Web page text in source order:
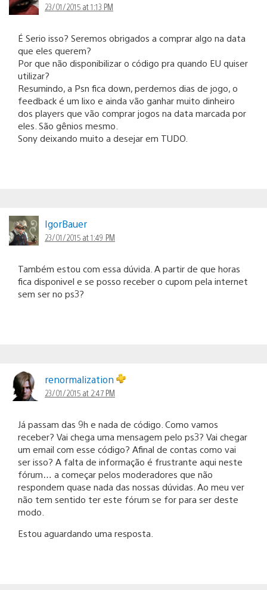
23/01/2015 at 1:13 PM
É Serio isso? Seremos obrigados a comprar algo na data
que eles querem?
Por que não disponibilizar o código pra quando EU quiser
utilizar?
Resumindo, a Psn fica down, perdemos dias de jogo, o
feedback é um lixo e ainda vão ganhar muito dinheiro
dos players que vão comprar jogos na data marcada por
eles. São gênios mesmo.
Sony deixando muito a desejar em TUDO.
IgorBauer
23/01/2015 at 1:49 PM
Também estou com essa dúvida. A partir de que horas
fica disponivel e se posso receber o cupom pela internet
sem ser no ps3?
renormalization
23/01/2015 at 2:47 PM
Já passam das 9h e nada de código. Como vamos
receber? Vai chega uma mensagem pelo ps3? Vai chegar
um email com esse código? Afinal de contas como vai
ser isso? A falta de informação é frustrante aqui neste
fórum… a começar pelos moderadores que não
respondem quase nada das nossas dúvidas. Ao meu ver
não tem sentido ter este fórum se for para ser deste
modo.
Estou aguardando uma resposta.